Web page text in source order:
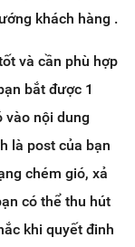
khách hàng .
và cần phù hợp
bắt được 1
vào nội dung
là post của bạn
chém gió, xả
có thể thu hút
khi quyết đinh